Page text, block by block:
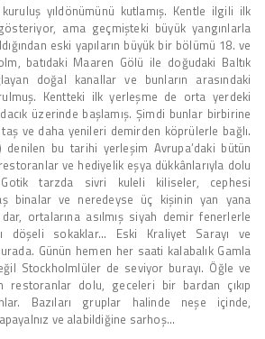
yıldönümünü kutlamış. Kentle ilgili ilk
ama geçmişteki büyük yangınlarla
eski yapıların büyük bir bölümü 18. ve
batıdaki Maaren Gölü ile doğudaki Baltık
doğal kanallar ve bunların arasındaki
Kentteki ilk yerleşme de orta yerdeki
üzerinde başlamış. Şimdi bunlar birbirine
ve daha yenileri demirden köprülerle bağlı.
denilen bu tarihi yerleşim Avrupa’daki bütün
ve hediyelik eşya dükkânlarıyla dolu
tarzda sivri kuleli kiliseler, cephesi
binalar ve neredeyse üç kişinin yan yana
ortalarına asılmış siyah demir fenerlerle
döşeli sokaklar… Eski Kraliyet Sarayı ve
Günün hemen her saati kalabalık Gamla
Stockholmlüler de seviyor burayı. Öğle ve
restoranlar dolu, geceleri bir bardan çıkıp
Bazıları gruplar halinde neşe içinde,
ve alabildiğine sarhoş…